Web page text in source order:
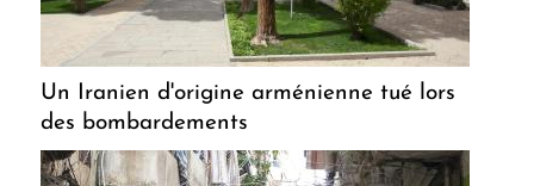
Un Iranien d'origine arménienne tué lors
des bombardements